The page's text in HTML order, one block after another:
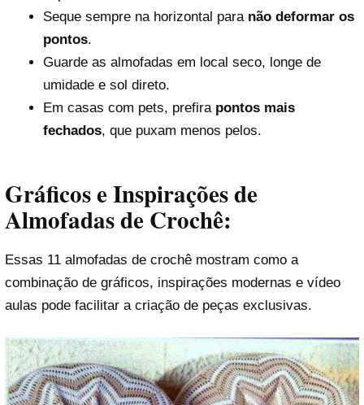
Seque sempre na horizontal para não deformar os
pontos.
Guarde as almofadas em local seco, longe de
umidade e sol direto.
Em casas com pets, prefira pontos mais
fechados, que puxam menos pelos.
Gráficos e Inspirações de
Almofadas de Crochê:
Essas 11 almofadas de crochê mostram como a
combinação de gráficos, inspirações modernas e vídeo
aulas pode facilitar a criação de peças exclusivas.